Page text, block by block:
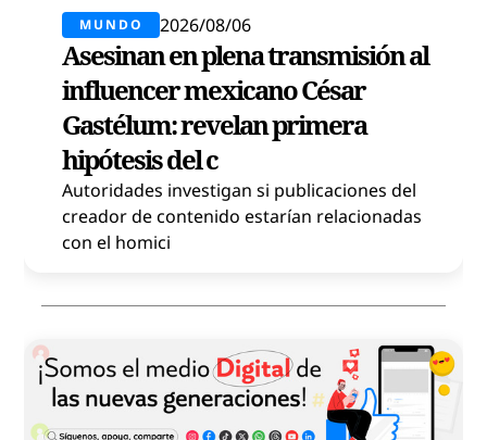
MUNDO 2026/08/06
Asesinan en plena transmisión al
influencer mexicano César
Gastélum: revelan primera
hipótesis del c
Autoridades investigan si publicaciones del
creador de contenido estarían relacionadas
con el homici